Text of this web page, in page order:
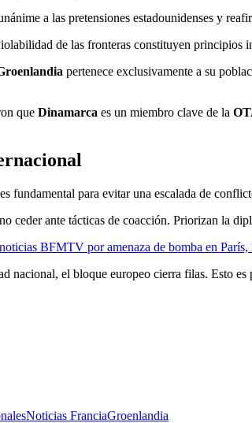
a las pretensiones estadounidenses y
de las fronteras constituyen principios
pertenece exclusivamente a su
que Dinamarca es un miembro clave de la
fundamental para evitar una escalada de
ceder ante tácticas de coacción. Priorizan la
BFMTV por amenaza de bomba en París,
nacional, el bloque europeo cierra filas. Esto es
Noticias FranciaGroenlandia